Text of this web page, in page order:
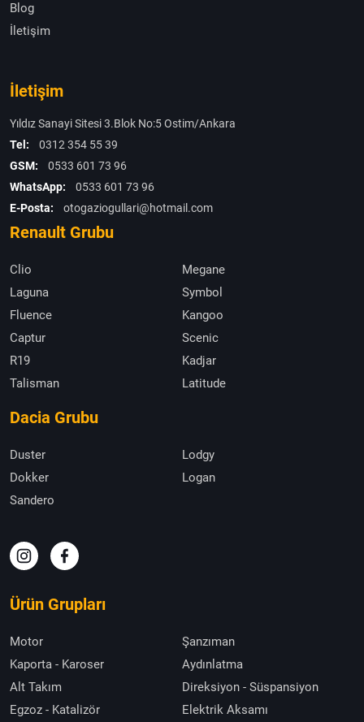
Blog
İletişim
İletişim
Yıldız Sanayi Sitesi 3.Blok No:5 Ostim/Ankara
Tel:
0312 354 55 39
GSM:
0533 601 73 96
WhatsApp:
0533 601 73 96
E-Posta:
otogaziogullari@hotmail.com
Renault Grubu
Clio
Megane
Laguna
Symbol
Fluence
Kangoo
Captur
Scenic
R19
Kadjar
Talisman
Latitude
Dacia Grubu
Duster
Lodgy
Dokker
Logan
Sandero
Ürün Grupları
Motor
Şanzıman
Kaporta - Karoser
Aydınlatma
Alt Takım
Direksiyon - Süspansiyon
Egzoz - Katalizör
Elektrik Aksamı